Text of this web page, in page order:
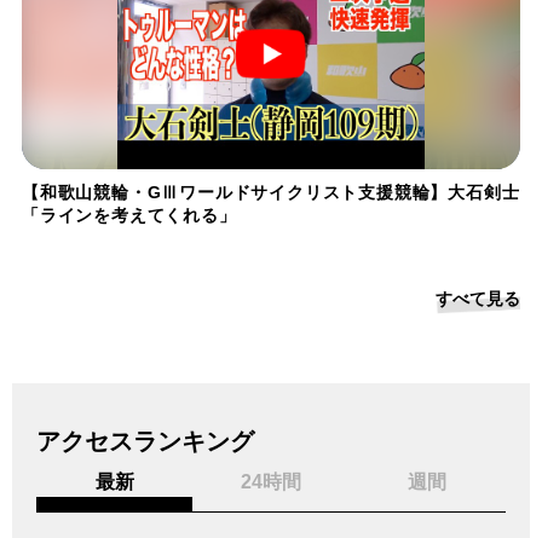
【和歌山競輪・GⅢワールドサイクリスト支援競輪】大石剣士
「ラインを考えてくれる」
すべて見る
アクセスランキング
最新 24時間 週間